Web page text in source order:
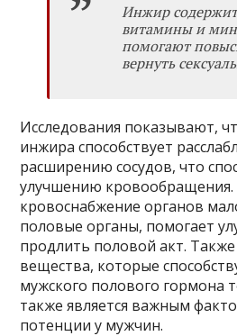
Инжир
витамины и
помогают
вернуть
Исследования показывают,
инжира способствует
расширению сосудов, что
улучшению кровообращения.
кровоснабжение органов
половые органы, помогает
продлить половой акт.
вещества, которые
мужского полового гормона
также является важным
потенции у мужчин.